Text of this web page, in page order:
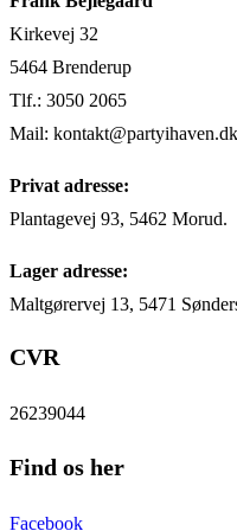
Kirkevej 32
5464 Brenderup
Tlf.: 3050 2065
Mail: kontakt@partyihaven.dk
Privat adresse:
Plantagevej 93, 5462 Morud.
Lager adresse:
Maltgørervej 13, 5471
CVR
26239044
Find os her
Facebook